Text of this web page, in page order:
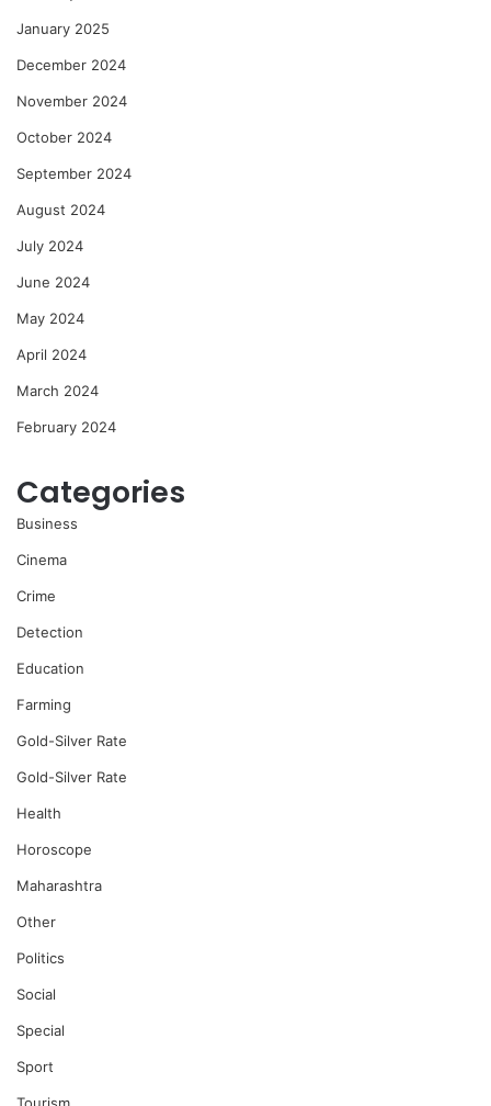
January 2025
December 2024
November 2024
October 2024
September 2024
August 2024
July 2024
June 2024
May 2024
April 2024
March 2024
February 2024
Categories
Business
Cinema
Crime
Detection
Education
Farming
Gold-Silver Rate
Gold-Silver Rate
Health
Horoscope
Maharashtra
Other
Politics
Social
Special
Sport